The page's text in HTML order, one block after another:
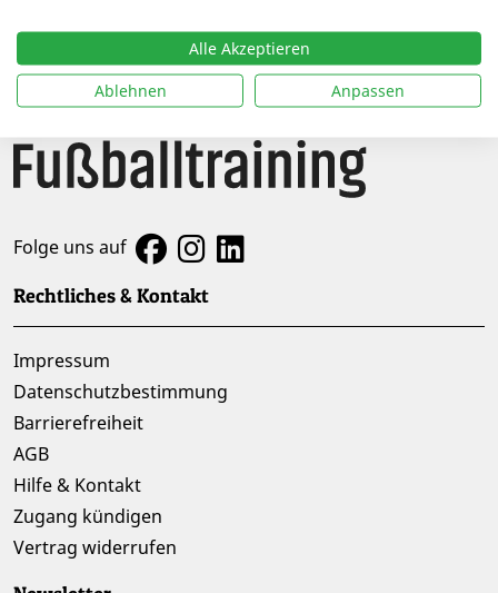
Folge uns auf
Rechtliches & Kontakt
Impressum
Datenschutzbestimmung
Barrierefreiheit
AGB
Hilfe & Kontakt
Zugang kündigen
Vertrag widerrufen
Alle Akzeptieren
Ablehnen
Anpassen